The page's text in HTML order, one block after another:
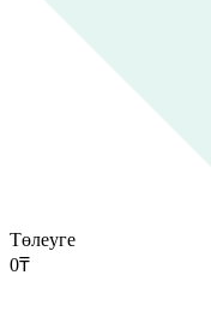
Төлеуге
0₸